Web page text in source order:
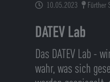
10.05.2023 Fürther
DATEV Lab
Das DATEV Lab -
wahr, was sich